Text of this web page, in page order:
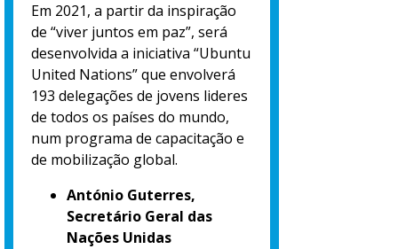
Em 2021, a partir da inspiração
de “viver juntos em paz”, será
desenvolvida a iniciativa “Ubuntu
United Nations” que envolverá
193 delegações de jovens lideres
de todos os países do mundo,
num programa de capacitação e
de mobilização global.
António Guterres,
Secretário Geral das
Nações Unidas